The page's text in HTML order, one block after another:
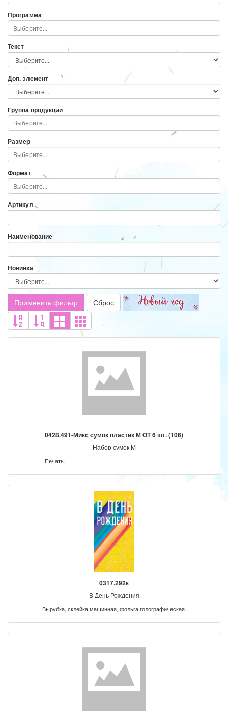
Программа
Текст
Доп. элемент
Группа продукции
Размер
Формат
Артикул
Наименование
Новинка
Применить фильтр Сброс
0428.491-Микс сумок пластик М ОТ 6 шт. (106)
Набор сумок M
Печать.
0317.292к
В День Рождения
Вырубка, склейка машинная, фольга голографическая.